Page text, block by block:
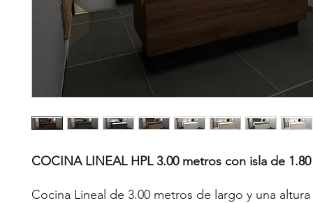
COCINA LINEAL HPL 3.00 metros con isla de
Cocina Lineal de 3.00 metros de largo y una altura